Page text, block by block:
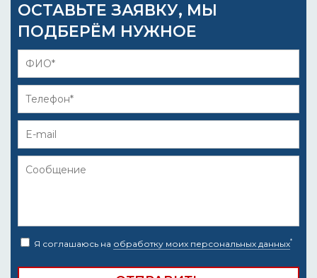
ОСТАВЬТЕ ЗАЯВКУ, МЫ
ПОДБЕРЁМ НУЖНОЕ
Я соглашаюсь на обработку моих персональных данных*